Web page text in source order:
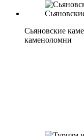
Сьяновские
каменоломни